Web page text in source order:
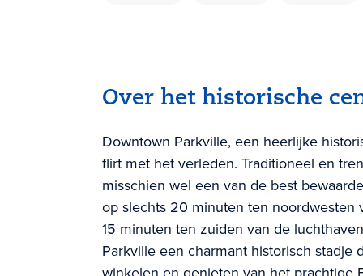
Over het historische
Downtown Parkville, een heerlijke
flirt met het verleden. Traditioneel en
misschien wel een van de best
op slechts 20 minuten ten noordwesten
15 minuten ten zuiden van de
Parkville een charmant historisch